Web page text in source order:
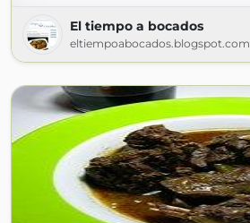
El tiempo a bocados
eltiempoabocados.blogspot.com